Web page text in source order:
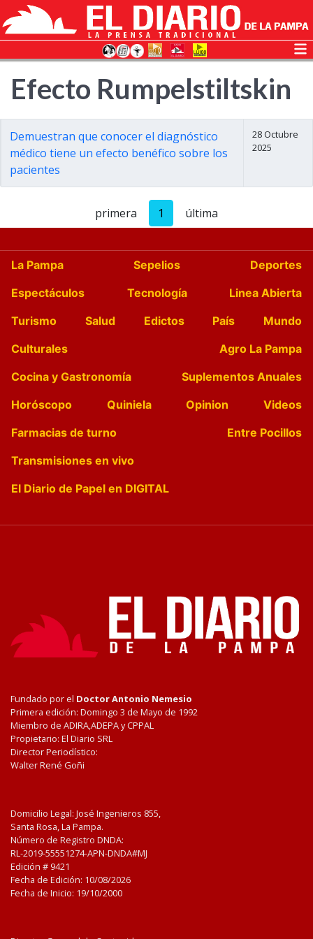
Efecto Rumpelstiltskin
Demuestran que conocer el diagnóstico
médico tiene un efecto benéfico sobre los
pacientes
28 Octubre
2025
primera 1 última
La Pampa Sepelios
Deportes
Espectáculos
Tecnología
Linea Abierta
Turismo
Salud Edictos País
Mundo
Culturales
Agro La Pampa
Cocina y Gastronomía
Suplementos Anuales
Horóscopo
Quiniela Opinion
Videos
Farmacias de turno
Entre Pocillos
Transmisiones en vivo
El Diario de Papel en DIGITAL
Fundado por el Doctor Antonio Nemesio
Primera edición: Domingo 3 de Mayo de 1992
Miembro de ADIRA,ADEPA y CPPAL
Propietario: El Diario SRL
Director Periodístico:
Walter René Goñi
Domicilio Legal: José Ingenieros 855,
Santa Rosa, La Pampa.
Número de Registro DNDA:
RL-2019-55551274-APN-DNDA#MJ
Edición # 9421
Fecha de Edición: 10/08/2026
Fecha de Inicio: 19/10/2000